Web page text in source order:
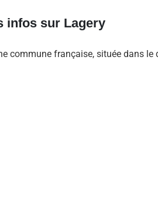
infos sur Lagery
commune française, située dans le